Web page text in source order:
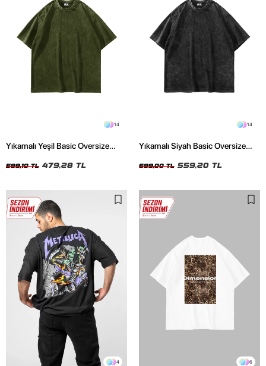
14
Yıkamalı Yeşil Basic Oversize
599,10 TL 479,28 TL
14
Yıkamalı Siyah Basic Oversize
699,00 TL 559,20 TL
4 6